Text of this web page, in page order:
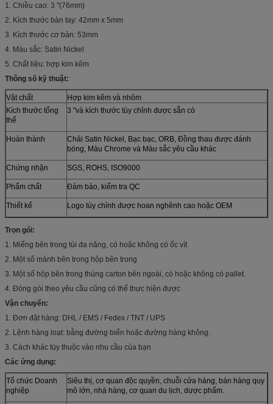
1. Chiều cao: 3 "(76mm)
2. Kích thước bàn tay: 42mm x 5mm
3. Kích thước cơ bản: 53mm
4. Màu sắc: Satin Nickel
5. Chất liệu: hợp kim kẽm
Thông số kỹ thuật:
Vật chất
Hợp kim kẽm và nhôm
Kích thước tổng
thể
3 "và kích thước tùy chỉnh được sẵn có
Hoàn thành
Chải Satin Nickel, Bạc bạc, ORB, Đồng thau được đánh
bóng, Màu Chrome và Màu sắc yêu cầu khác
Chứng nhận SGS, ROHS, ISO9000
Phẩm chất Đảm bảo, kiểm tra QC
Thiết kế Logo tùy chỉnh được hoan nghênh cao hoặc OEM
Trọn gói:
1. Miếng bên trong túi đa năng, có hoặc không có ốc vít
2. Một số mảnh bên trong hộp bên trong
3. Một số hộp bên trong thùng carton bên ngoài, có hoặc không có pallet.
4. Đóng gói theo yêu cầu cũng có thể thực hiện được
Vận chuyển:
1. Đơn đặt hàng: DHL / EMS / Fedex / TNT / UPS
2. Lệnh hàng loạt: bằng đường biển hoặc đường hàng không.
3. Cách khác tùy thuộc vào nhu cầu của bạn
Các ứng dụng:
Tổ chức Doanh
nghiệp
Siêu thị, cơ quan độc quyền, chuỗi cửa hàng, bán hàng quy
mô lớn, nhà hàng, cơ quan du lịch, dược phẩm.